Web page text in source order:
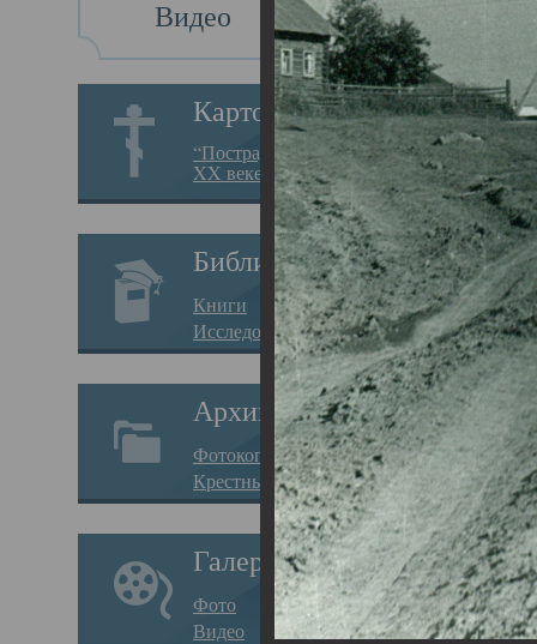
Видео
Картотека
“Пострадавшие за веру в
XX веке на Севере”
Библиотека
Книги
Исследования
Архив
Фотокопии дел
Крестные ходы
Галерея
Фото
Видео
В